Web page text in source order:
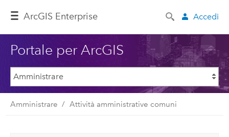
ArcGIS Enterprise Accedi
Portale per ArcGIS
Amministrare Attività amministrative comuni